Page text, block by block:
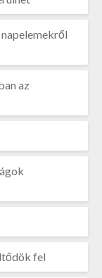
az
fel